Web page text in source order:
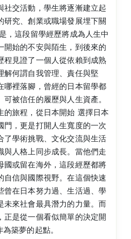
社交活動，學生將逐漸建立起
研究、創業或職場發展埋下關
，這段留學經歷將成為人生中
開始的不安與陌生，到後來的
程見證了一個人從依賴到成熟
解何謂自我管理、責任與堅
哪裡落腳，曾經的日本留學都
被信任的履歷與人生資產。
的旅程，從日本開始 選擇日本
門，更是打開人生寬度的一次
了學術挑戰、文化交流與生活
與人格上同步成長。當他們走
國或留在海外，這段經歷都將
自信與國際視野。在這個快速
曾在日本努力過、生活過、學
未來社會最具潛力的力量。而
正是從一個看似簡單的決定開
築夢的起點。